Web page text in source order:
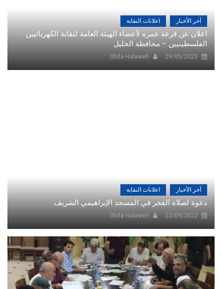
آخر الأخبار اعلانات النقابة
اعلان عن قرعة عمره لأعضاء الهيئة العامة لنقابة الكهربائيين
الفلسطينيين – محافظة الخليل
29/05/2025
Shifa Halaweh
آخر الأخبار اعلانات النقابة
دعوة لصلاة الفجر في المسجد الإبراهيمي الشريف
22/09/2022
Shifa Halaweh